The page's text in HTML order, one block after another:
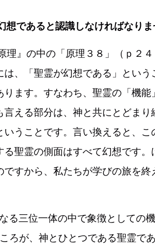
であると認識しなければなりま
』の中の「原理３８」（ｐ２４
、「聖霊が幻想である」という
ます。すなわち、聖霊の「機能
える部分は、神と共にとどまり
うことです。言い換えると、こ
聖霊の側面はすべて幻想です。
すから、私たちが学びの旅を終
る三位一体の中で象徴としての
ろが、神とひとつである聖霊で